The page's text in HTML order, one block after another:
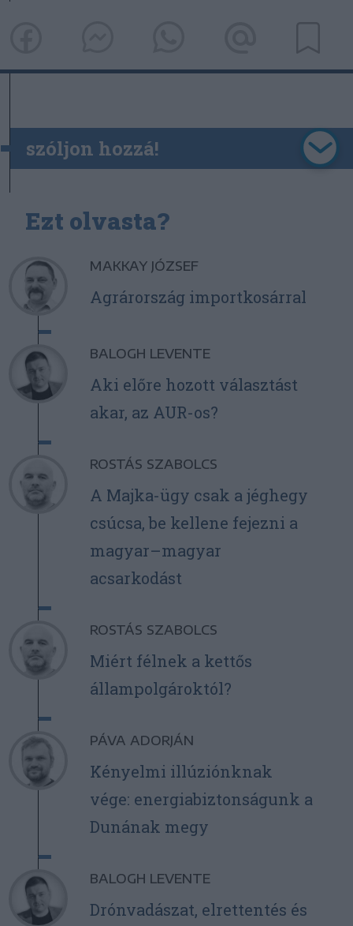
szóljon hozzá!
Ezt olvasta?
MAKKAY JÓZSEF
Agrárország importkosárral
BALOGH LEVENTE
Aki előre hozott választást
akar, az AUR-os?
ROSTÁS SZABOLCS
A Majka-ügy csak a jéghegy
csúcsa, be kellene fejezni a
magyar–magyar
acsarkodást
ROSTÁS SZABOLCS
Miért félnek a kettős
állampolgároktól?
PÁVA ADORJÁN
Kényelmi illúziónknak
vége: energiabiztonságunk a
Dunának megy
BALOGH LEVENTE
Drónvadászat, elrettentés és